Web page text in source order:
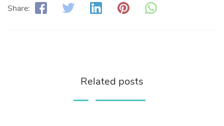
Share:
Related posts